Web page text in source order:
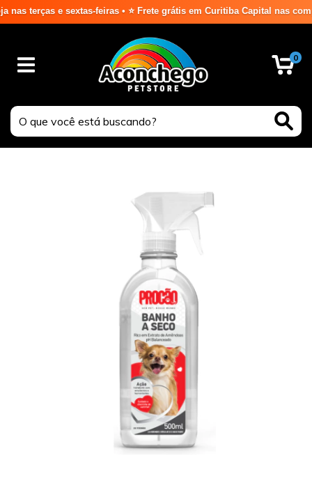
e sextas-feiras • ⭐ Frete grátis em Curitiba Capital nas compras
0